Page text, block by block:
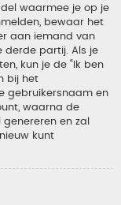
waarmee je op je
bewaar het
aan iemand van
derde partij. Als je
kun je de “Ik ben
bij het
gebruikersnaam en
waarna de
en zal
kunt